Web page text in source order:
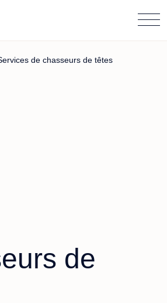
Menu
de chasseurs de têtes
de